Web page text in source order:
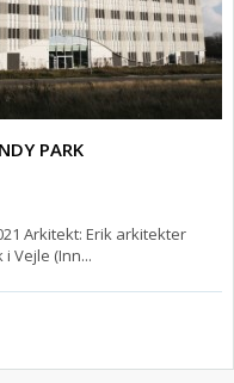
PARK
Arkitekt: Erik arkitekter
Vejle (Inn...